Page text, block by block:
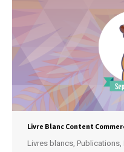
Livre Blanc Content
Livres blancs Publications